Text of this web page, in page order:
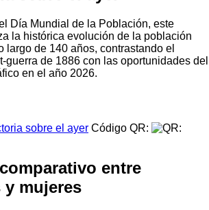
Día Mundial de la Población, este
la histórica evolución de la población
largo de 140 años, contrastando el
guerra de 1886 con las oportunidades del
en el año 2026.
sobre el ayer Código QR:
entre
y mujeres